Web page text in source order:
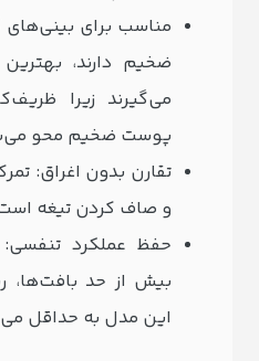
مناسب برای بینی‌های
ضخیم دارند، بهترین
می‌گیرند زیرا
پوست ضخیم محو
تقارن بدون اغراق:
و صاف کردن تیغه است.
حفظ عملکرد تنفسی:
بیش از حد بافت‌ها،
این مدل به حداقل